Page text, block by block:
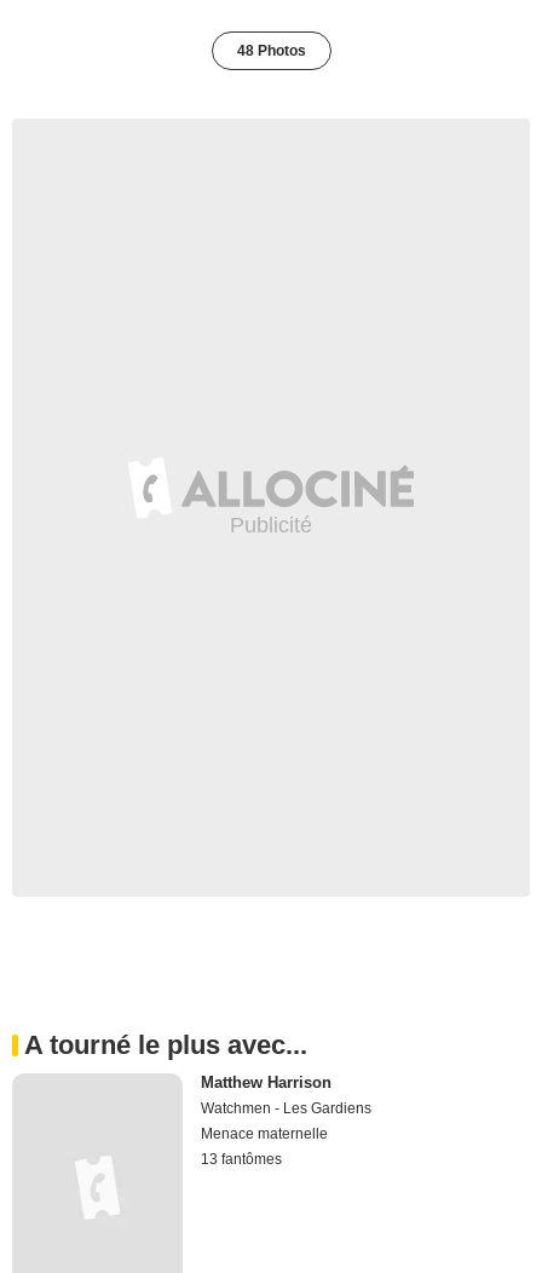
48 Photos
A tourné le plus avec...
Matthew Harrison
Watchmen - Les Gardiens
Menace maternelle
13 fantômes